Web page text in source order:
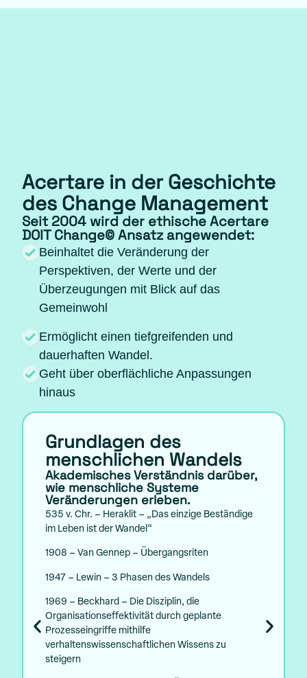
Acertare in der Geschichte
des Change Management
Seit 2004 wird der ethische Acertare
DOIT Change© Ansatz angewendet:
Geht über oberflächliche Anpassungen
hinaus
Beinhaltet die Veränderung der
Perspektiven, der Werte und der
Überzeugungen mit Blick auf das
Gemeinwohl
Ermöglicht einen tiefgreifenden und
dauerhaften Wandel.
Grundlagen des
menschlichen Wandels
Akademisches Verständnis darüber,
wie menschliche Systeme
Veränderungen erleben.
535 v. Chr. – Heraklit – „Das einzige Beständige
im Leben ist der Wandel“
1908 – Van Gennep – Übergangsriten
1947 – Lewin – 3 Phasen des Wandels
1969 – Beckhard – Die Disziplin, die
Organisationseffektivität durch geplante
Prozesseingriffe mithilfe
verhaltenswissenschaftlichen Wissens zu
steigern